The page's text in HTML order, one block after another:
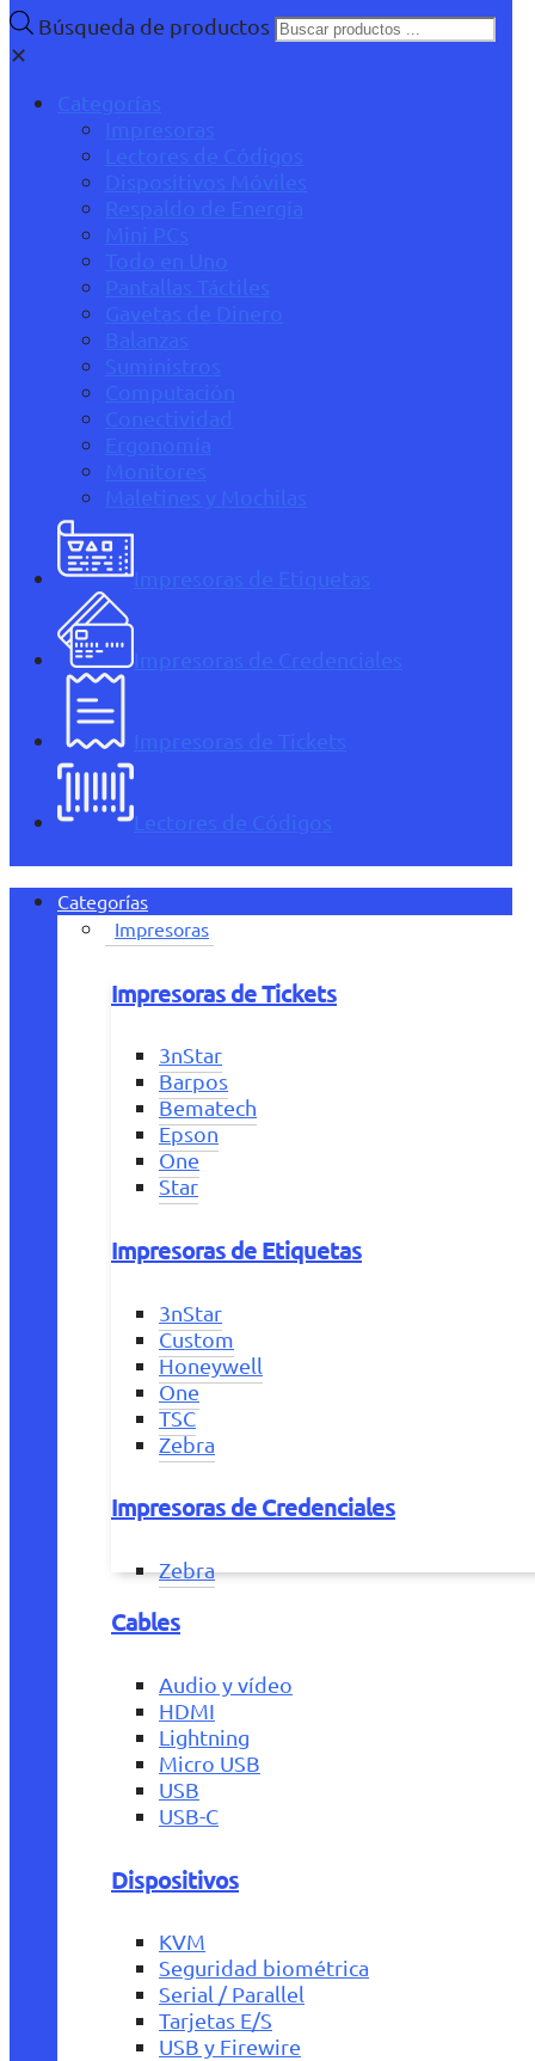
Búsqueda de productos
✕
Categorías
Impresoras
Lectores de Códigos
Dispositivos Móviles
Respaldo de Energía
Mini PCs
Todo en Uno
Pantallas Táctiles
Gavetas de Dinero
Balanzas
Suministros
Computación
Conectividad
Ergonomía
Monitores
Maletines y Mochilas
Impresoras de Etiquetas
Impresoras de Credenciales
Impresoras de Tickets
Lectores de Códigos
Categorías
Impresoras
Impresoras de Tickets
3nStar
Barpos
Bematech
Epson
One
Star
Impresoras de Etiquetas
3nStar
Custom
Honeywell
One
TSC
Zebra
Impresoras de Credenciales
Zebra
Cables
Audio y vídeo
HDMI
Lightning
Micro USB
USB
USB-C
Dispositivos
KVM
Seguridad biométrica
Serial / Parallel
Tarjetas E/S
USB y Firewire